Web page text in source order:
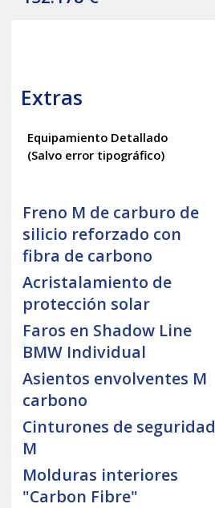
Extras
Equipamiento Detallado
(Salvo error tipográfico)
Freno M de carburo de
silicio reforzado con
fibra de carbono
Acristalamiento de
protección solar
Faros en Shadow Line
BMW Individual
Asientos envolventes M
carbono
Cinturones de seguridad
M
Molduras interiores
"Carbon Fibre"